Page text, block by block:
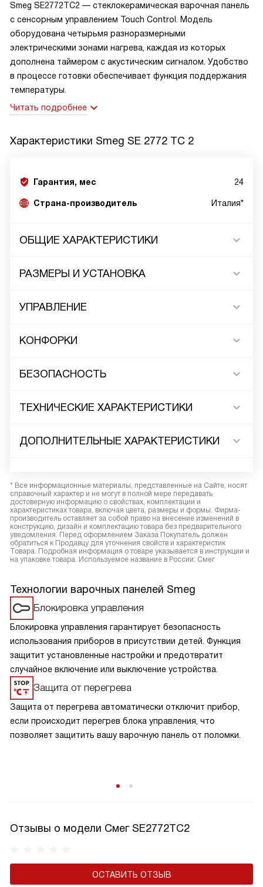
Smeg SE2772TC2 — стеклокерамическая варочная панель
с сенсорным управлением Touch Control. Модель
оборудована четырьмя разноразмерными
электрическими зонами нагрева, каждая из которых
дополнена таймером с акустическим сигналом. Удобство
в процессе готовки обеспечивает функция поддержания
температуры.
Читать подробнее
Характеристики Smeg SE 2772 TC 2
Гарантия, мес 24
Страна-производитель Италия*
ОБЩИЕ ХАРАКТЕРИСТИКИ
РАЗМЕРЫ И УСТАНОВКА
УПРАВЛЕНИЕ
КОНФОРКИ
БЕЗОПАСНОСТЬ
ТЕХНИЧЕСКИЕ ХАРАКТЕРИСТИКИ
ДОПОЛНИТЕЛЬНЫЕ ХАРАКТЕРИСТИКИ
* Все информационные материалы, представленные на Сайте, носят
справочный характер и не могут в полной мере передавать
достоверную информацию о свойствах, комплектации и
характеристиках товара, включая цвета, размеры и формы. Фирма-
производитель оставляет за собой право на внесение изменений в
конструкцию, дизайн и комплектацию товара без предварительного
уведомления. Перед оформлением Заказа Покупатель должен
обратиться к Продавцу для уточнения свойств и характеристик
Товара. Подробная информация о товаре указывается в инструкции и
на упаковке товара. Используемое название в России: Смег
Технологии варочных панелей Smeg
Блокировка управления
Блокировка управления гарантирует безопасность
использования приборов в присутствии детей. Функция
защитит установленные настройки и предотвратит
случайное включение или выключение устройства.
Защита от перегрева
Защита от перегрева автоматически отключит прибор,
если происходит перегрев блока управления, что
позволяет защитить вашу варочную панель от поломки.
Отзывы о модели Смег SE2772TC2
ОСТАВИТЬ ОТЗЫВ